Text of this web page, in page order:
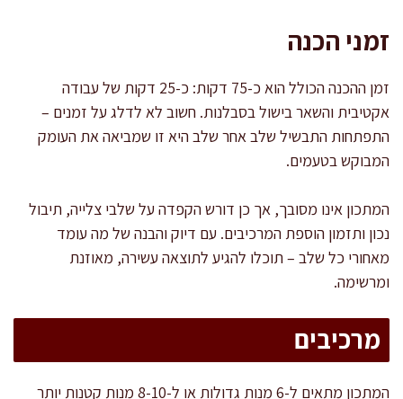
זמני הכנה
זמן ההכנה הכולל הוא כ-75 דקות: כ-25 דקות של עבודה
אקטיבית והשאר בישול בסבלנות. חשוב לא לדלג על זמנים –
התפתחות התבשיל שלב אחר שלב היא זו שמביאה את העומק
המבוקש בטעמים.
המתכון אינו מסובך, אך כן דורש הקפדה על שלבי צלייה, תיבול
נכון ותזמון הוספת המרכיבים. עם דיוק והבנה של מה עומד
מאחורי כל שלב – תוכלו להגיע לתוצאה עשירה, מאוזנת
ומרשימה.
מרכיבים
המתכון מתאים ל-6 מנות גדולות או ל-8-10 מנות קטנות יותר